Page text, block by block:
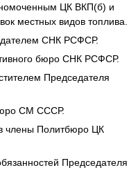
ЦК ВКП(б) и
местных видов топлива.
СНК РСФСР.
бюро СНК РСФСР.
Председателя
СМ СССР.
члены Политбюро ЦК
Председателя